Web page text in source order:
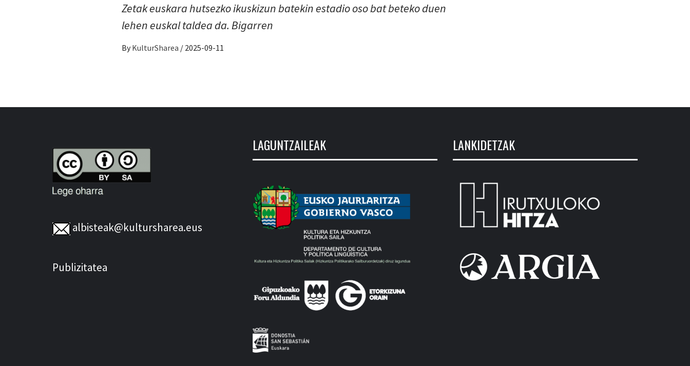
Zetak euskara hutsezko ikuskizun batekin estadio oso bat beteko duen
lehen euskal taldea da. Bigarren
By KulturSharea / 2025-09-11
albisteak@kultursharea.eus
Publizitatea
LAGUNTZAILEAK LANKIDETZAK